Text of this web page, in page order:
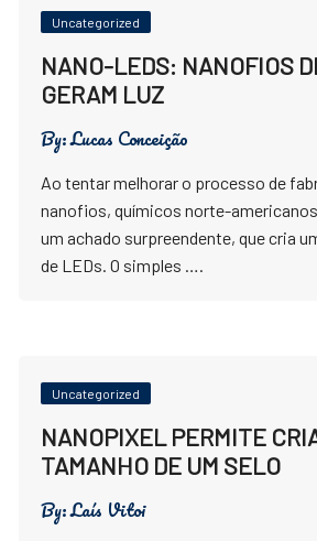
Uncategorized
NANO-LEDS: NANOFIOS
GERAM LUZ
By:Lucas Conceição
Ao tentar melhorar o processo de
nanofios, químicos norte-
um achado surpreendente, que cria
de LEDs. O simples ….
Uncategorized
NANOPIXEL PERMITE
TAMANHO DE UM SELO
By:Laís Vitoi